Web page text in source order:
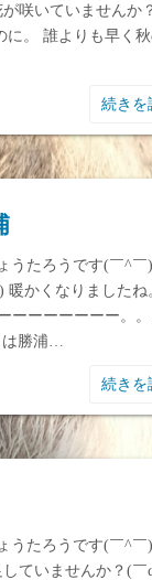
咲いていませんか
に。 誰よりも早く
続きを
うたろうです(￣^￣
かくなりましたね
ーーーーーーー。
勝浦…
続きを
うたろうです(￣^￣
ていませんか？(￣